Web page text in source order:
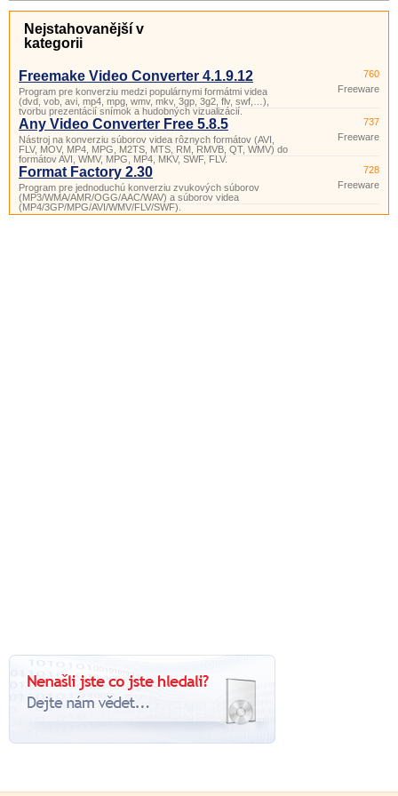
Nejstahovanější v
kategorii
Freemake Video Converter 4.1.9.12
Program pre konverziu medzi populárnymi formátmi videa
(dvd, vob, avi, mp4, mpg, wmv, mkv, 3gp, 3g2, flv, swf,…),
tvorbu prezentácií snímok a hudobných vizualizácií.
760
Freeware
Any Video Converter Free 5.8.5
Nástroj na konverziu súborov videa rôznych formátov (AVI,
FLV, MOV, MP4, MPG, M2TS, MTS, RM, RMVB, QT, WMV) do
formátov AVI, WMV, MPG, MP4, MKV, SWF, FLV.
737
Freeware
Format Factory 2.30
Program pre jednoduchú konverziu zvukových súborov
(MP3/WMA/AMR/OGG/AAC/WAV) a súborov videa
(MP4/3GP/MPG/AVI/WMV/FLV/SWF).
728
Freeware